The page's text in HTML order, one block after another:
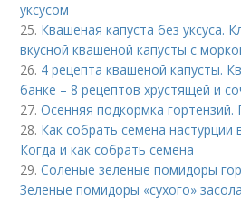
уксусом
25. Квашеная капуста без уксуса.
вкусной квашеной капусты с
26. 4 рецепта квашеной капусты.
банке – 8 рецептов хрустящей и
27.Осенняя подкормка гортензий.
28. Как собрать семена настурции
Когда и как собрать семена
29.Соленые зеленые помидоры
Зеленые помидоры «сухого»